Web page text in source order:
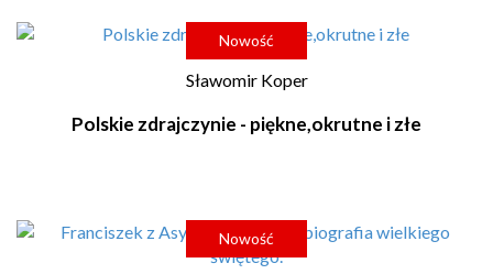
Nowość
Sławomir Koper
Polskie zdrajczynie - piękne,okrutne i złe
Nowość